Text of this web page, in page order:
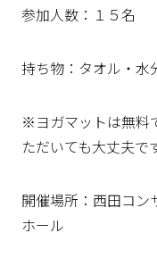
参加人数：１５名
持ち物：タオル・水
※ヨガマットは無料
ただいても大丈夫で
開催場所：西田コ
ホール